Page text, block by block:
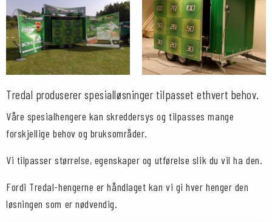
Tredal produserer spesialløsninger tilpasset ethvert behov.
Våre spesialhengere kan skreddersys og tilpasses mange
forskjellige behov og bruksområder.
Vi tilpasser størrelse, egenskaper og utførelse slik du vil ha den.
Fordi Tredal-hengerne er håndlaget kan vi gi hver henger den
løsningen som er nødvendig.